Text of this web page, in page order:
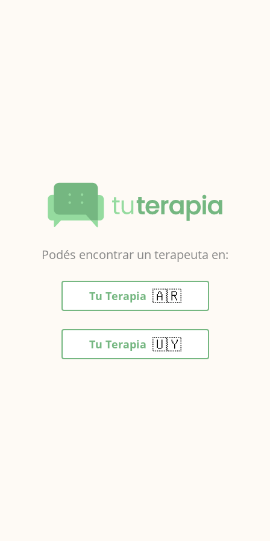
Podés encontrar un terapeuta en:
Tu Terapia 🇦🇷
Tu Terapia 🇺🇾